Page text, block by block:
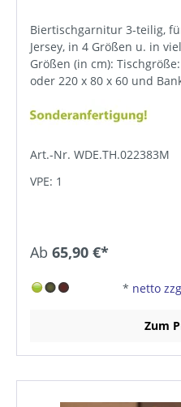
Biertischgarnitur 3-teilig,
Jersey, in 4 Größen u. in
Größen (in cm):
oder 220 x 80 x 60 und
Art.-Nr. WDE.TH.022383M
VPE: 1
Ab 65,90 €*
* netto
Zum